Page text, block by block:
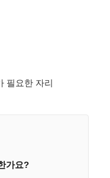
필요한 자리
가요?